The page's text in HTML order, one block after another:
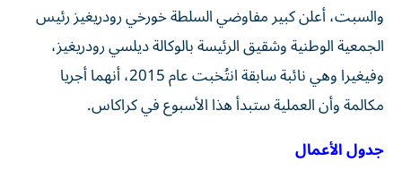
والسبت، أعلن كبير مفاوضي السلطة خورخي رودريغيز رئيس
الجمعية الوطنية وشقيق الرئيسة بالوكالة ديلسي رودريغيز،
وفيغيرا وهي نائبة سابقة انتُخبت عام 2015، أنهما أجريا
مكالمة وأن العملية ستبدأ هذا الأسبوع في كراكاس.
جدول الأعمال